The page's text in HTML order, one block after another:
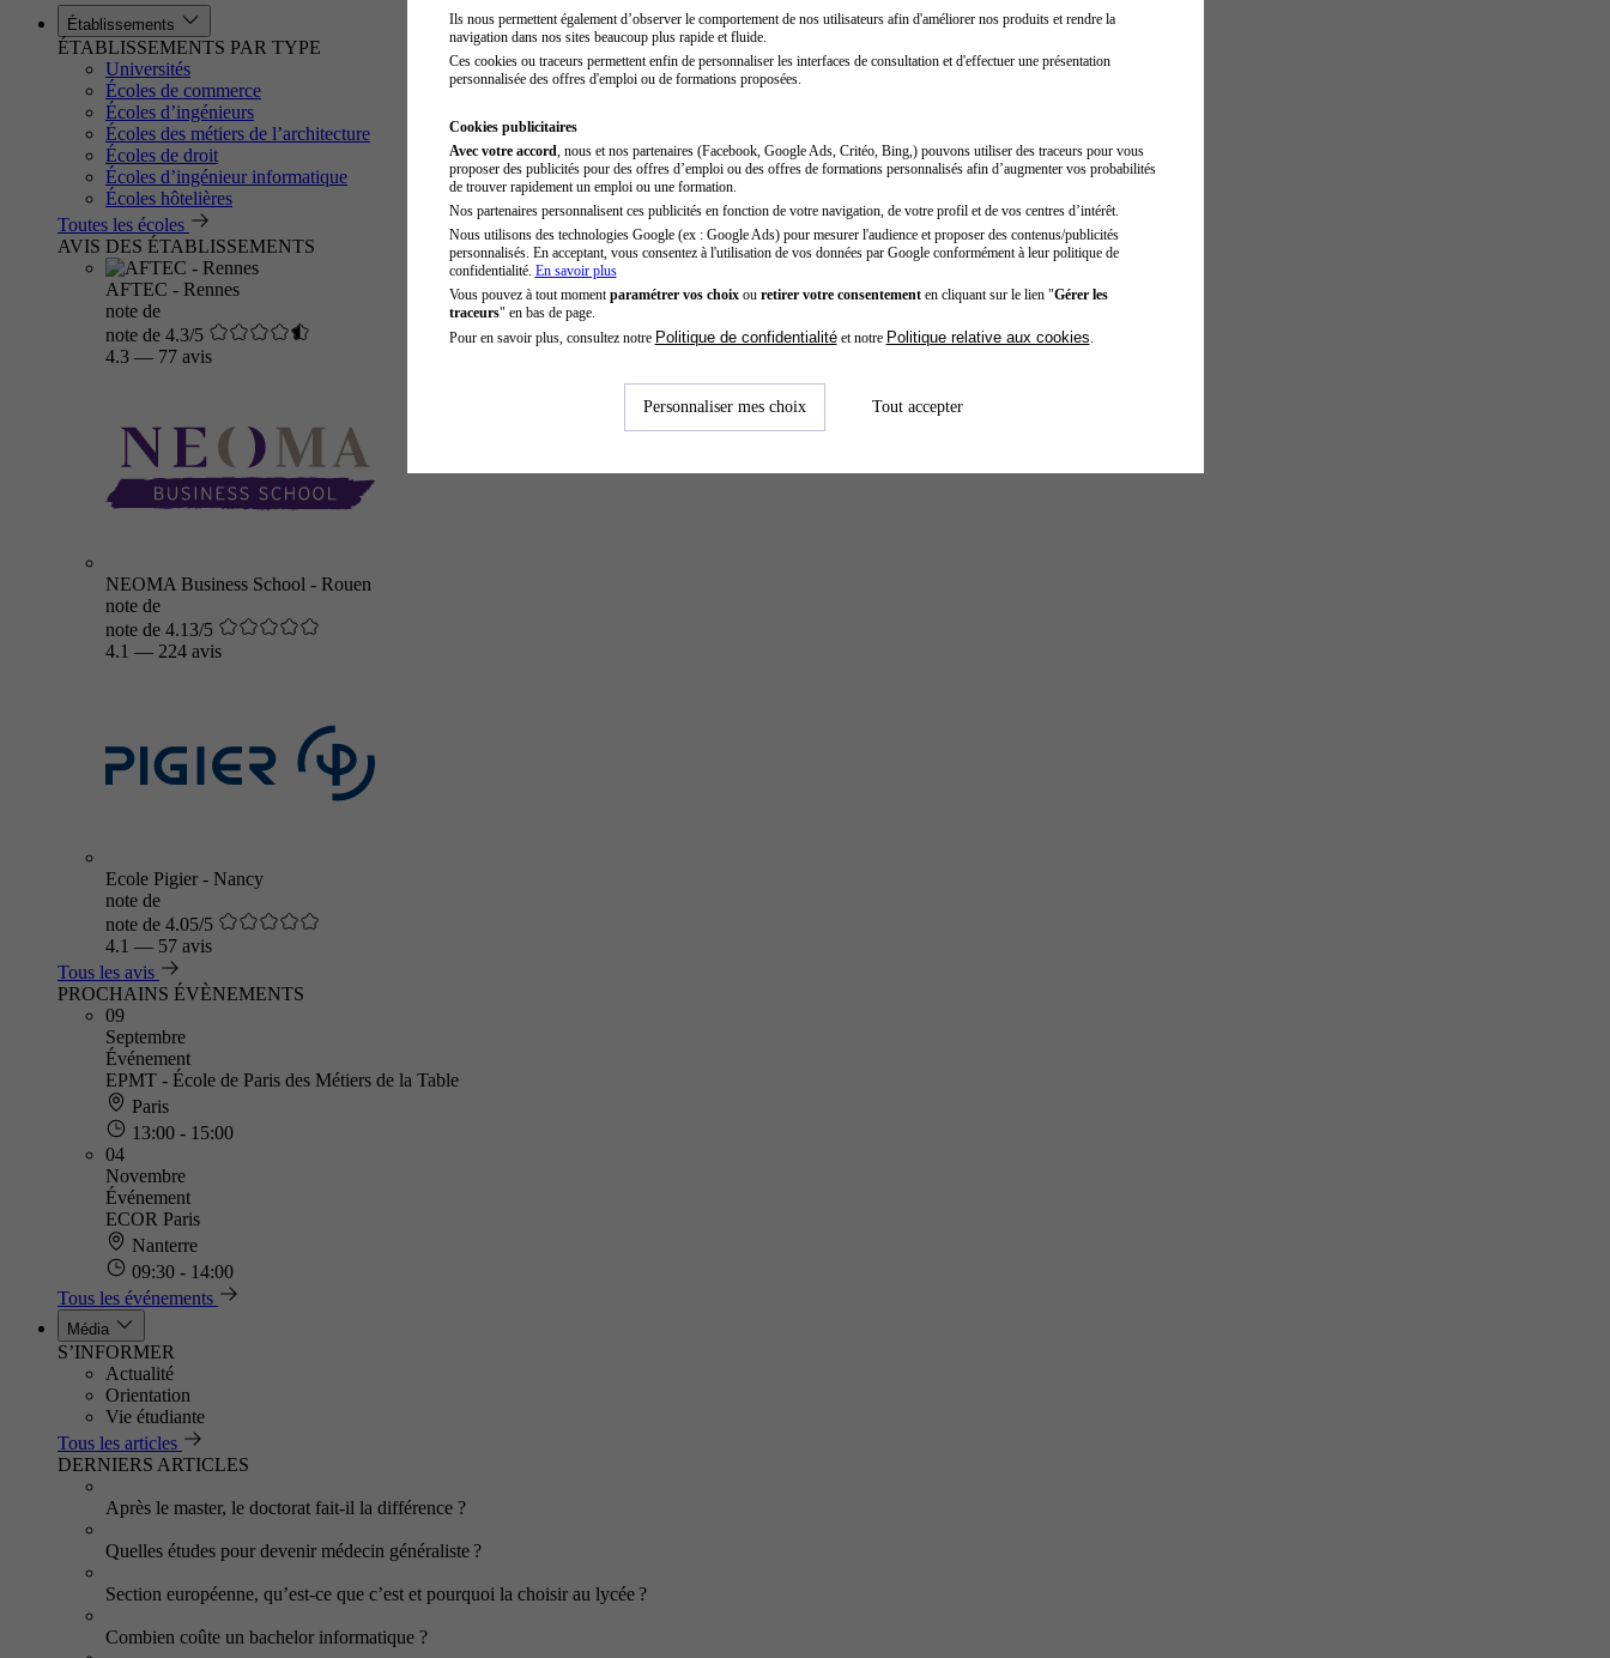
Établissements
ÉTABLISSEMENTS PAR TYPE
Universités
Écoles de commerce
Écoles d’ingénieurs
Écoles des métiers de l’architecture
Écoles de droit
Écoles d’ingénieur informatique
Écoles hôtelières
Toutes les écoles
AVIS DES ÉTABLISSEMENTS
AFTEC - Rennes
note de
note de 4.3/5
4.3 — 77 avis
NEOMA Business School - Rouen
note de
note de 4.13/5
4.1 — 224 avis
Ecole Pigier - Nancy
note de
note de 4.05/5
4.1 — 57 avis
Tous les avis
PROCHAINS ÉVÈNEMENTS
09
Septembre
Événement
EPMT - École de Paris des Métiers de la Table
Paris
13:00 - 15:00
04
Novembre
Événement
ECOR Paris
Nanterre
09:30 - 14:00
Tous les événements
Média
S’INFORMER
Actualité
Orientation
Vie étudiante
Tous les articles
DERNIERS ARTICLES
Après le master, le doctorat fait-il la différence ?
Quelles études pour devenir médecin généraliste ?
Section européenne, qu’est-ce que c’est et pourquoi la choisir au lycée ?
Combien coûte un bachelor informatique ?
Ils nous permettent également d’observer le comportement de nos utilisateurs afin d'améliorer nos produits et rendre la
navigation dans nos sites beaucoup plus rapide et fluide.
Ces cookies ou traceurs permettent enfin de personnaliser les interfaces de consultation et d'effectuer une présentation
personnalisée des offres d'emploi ou de formations proposées.
Cookies publicitaires
Avec votre accord , nous et nos partenaires (Facebook, Google Ads, Critéo, Bing,) pouvons utiliser des traceurs pour vous
proposer des publicités pour des offres d’emploi ou des offres de formations personnalisés afin d’augmenter vos probabilités
de trouver rapidement un emploi ou une formation.
Nos partenaires personnalisent ces publicités en fonction de votre navigation, de votre profil et de vos centres d’intérêt.
Nous utilisons des technologies Google (ex : Google Ads) pour mesurer l'audience et proposer des contenus/publicités
personnalisés. En acceptant, vous consentez à l'utilisation de vos données par Google conformément à leur politique de
confidentialité. En savoir plus
Vous pouvez à tout moment paramétrer vos choixou retirer votre consentementen cliquant sur le lien "Gérer les
traceurs" en bas de page.
Pour en savoir plus, consultez notre Politique de confidentialitéet notre Politique relative aux cookies
Personnaliser mes choix Tout accepter